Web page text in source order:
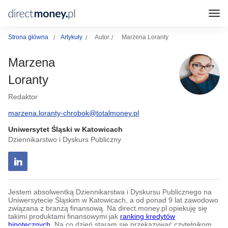
Strona główna Artykuły Autor Marzena Loranty
Marzena
Loranty
Redaktor
marzena.loranty-chrobok@totalmoney.pl
Uniwersytet Śląski w Katowicach
Dziennikarstwo i Dyskurs Publiczny
Jestem absolwentką Dziennikarstwa i Dyskursu Publicznego na
Uniwersytecie Śląskim w Katowicach, a od ponad 9 lat zawodowo
związana z branżą finansową. Na direct.money.pl opiekuję się
takimi produktami finansowymi jak ranking kredytów
hipotecznych . Na co dzień staram się przekazywać czytelnikom